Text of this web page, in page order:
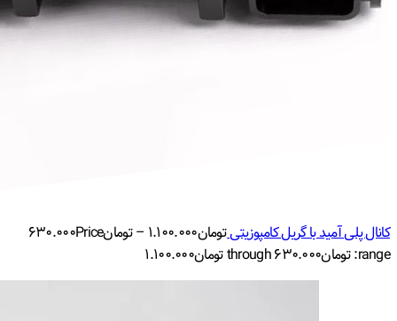
کانال پلی آمید با گریل کامپوزیتیتومان۱.۱۰۰.۰۰۰ –تومان ۶۳۰.۰۰۰Price
range: تومان۶۳۰.۰۰۰ through تومان۱.۱۰۰.۰۰۰